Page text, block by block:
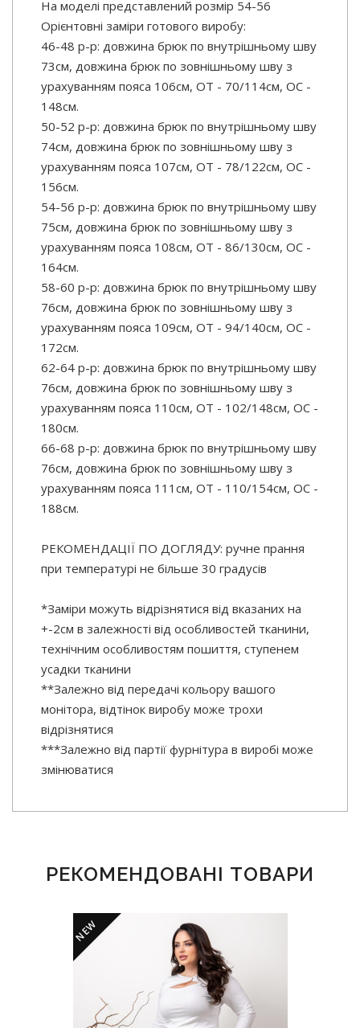
На моделі представлений розмір 54-56
Орієнтовні заміри готового виробу:
46-48 р-р: довжина брюк по внутрішньому шву
73см, довжина брюк по зовнішньому шву з
урахуванням пояса 106см, ОТ - 70/114см, ОС -
148см.
50-52 р-р: довжина брюк по внутрішньому шву
74см, довжина брюк по зовнішньому шву з
урахуванням пояса 107см, ОТ - 78/122см, ОС -
156см.
54-56 р-р: довжина брюк по внутрішньому шву
75см, довжина брюк по зовнішньому шву з
урахуванням пояса 108см, ОТ - 86/130см, ОС -
164см.
58-60 р-р: довжина брюк по внутрішньому шву
76см, довжина брюк по зовнішньому шву з
урахуванням пояса 109см, ОТ - 94/140см, ОС -
172см.
62-64 р-р: довжина брюк по внутрішньому шву
76см, довжина брюк по зовнішньому шву з
урахуванням пояса 110см, ОТ - 102/148см, ОС -
180см.
66-68 р-р: довжина брюк по внутрішньому шву
76см, довжина брюк по зовнішньому шву з
урахуванням пояса 111см, ОТ - 110/154см, ОС -
188см.
РЕКОМЕНДАЦІЇ ПО ДОГЛЯДУ: ручне прання
при температурі не більше 30 градусів
*Заміри можуть відрізнятися від вказаних на
+-2см в залежності від особливостей тканини,
технічним особливостям пошиття, ступенем
усадки тканини
**Залежно від передачі кольору вашого
монітора, відтінок виробу може трохи
відрізнятися
***Залежно від партії фурнітура в виробі може
змінюватися
РЕКОМЕНДОВАНІ ТОВАРИ
NEW